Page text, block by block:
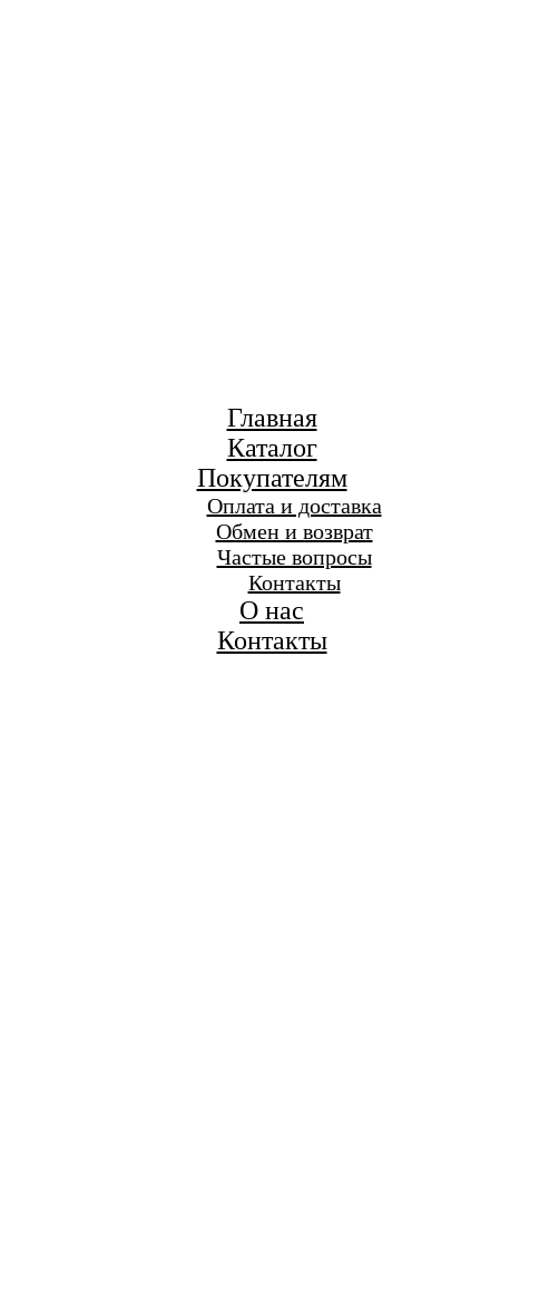
Главная
Каталог
Покупателям
Оплата и доставка
Обмен и возврат
Частые вопросы
Контакты
О нас
Контакты